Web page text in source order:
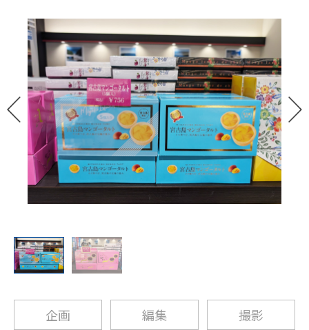
企画 編集 撮影